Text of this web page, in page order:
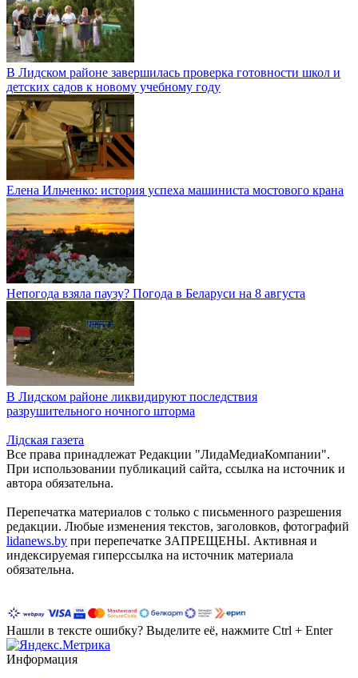
В Лидском районе завершилась проверка готовности школ и
детских садов к новому учебному году
Елена Ильченко: история успеха машиниста мостового крана
Непогода взяла паузу? Погода в Беларуси на 8 августа
В Лидском районе ликвидируют последствия
разрушительного ночного шторма
Лiдская газета
Все права принадлежат Редакции "ЛидаМедиаКомпании".
При использовании публикаций сайта, ссылка на источник и
автора обязательна.
Перепечатка материалов c только с письменного разрешения
редакции. Любые изменения текстов, заголовков, фотографий
lidanews.by при перепечатке ЗАПРЕЩЕНЫ. Активная и
индексируемая гиперссылка на источник материала
обязательна.
Нашли в тексте ошибку? Выделите её, нажмите Ctrl + Enter
Информация